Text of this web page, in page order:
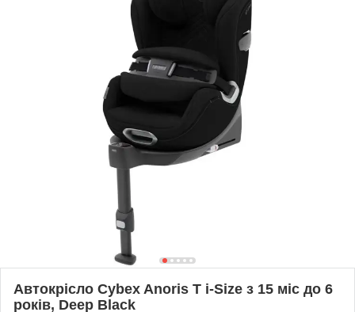
Автокрісло Cybex Anoris T i-Size з 15 міс до 6
років, Deep Black